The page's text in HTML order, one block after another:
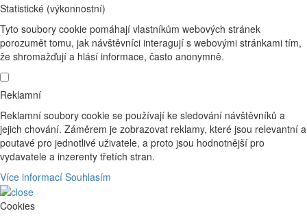
Statistické (výkonnostní)
Tyto soubory cookie pomáhají vlastníkům webových stránek
porozumět tomu, jak návštěvníci interagují s webovými stránkami tím,
že shromažďují a hlásí informace, často anonymně.
Reklamní
Reklamní soubory cookie se používají ke sledování návštěvníků a
jejich chování. Záměrem je zobrazovat reklamy, které jsou relevantní a
poutavé pro jednotlivé uživatele, a proto jsou hodnotnější pro
vydavatele a inzerenty třetích stran.
Více informací Souhlasím
Cookies